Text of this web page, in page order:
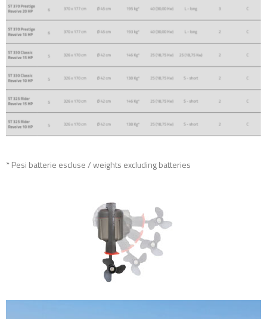
* Pesi batterie escluse / weights excluding batteries